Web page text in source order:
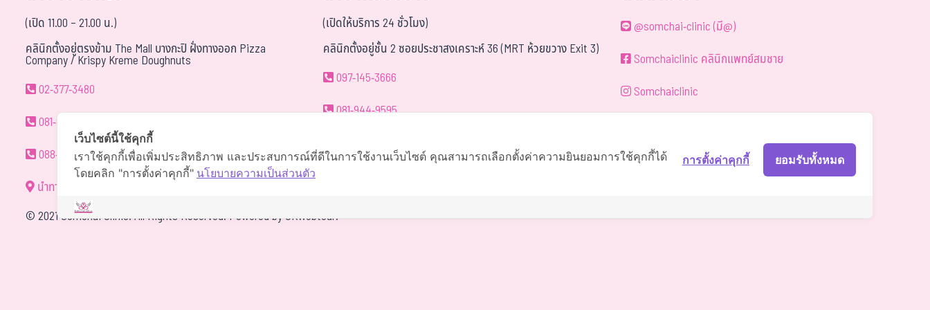
(เปิด 11.00 – 21.00 น.)
คลินิกตั้งอยู่ตรงข้าม The Mall บางกะปิ ฝั่งทางออก Pizza
Company / Krispy Kreme Doughnuts
02-377-3480
081-940-9595
088-088-0294
นำทาง
(เปิดให้บริการ 24 ชั่วโมง)
คลินิกตั้งอยู่ชั้น 2 ซอยประชาสงเคราะห์ 36 (MRT ห้วยขวาง Exit 3)
097-145-3666
081-944-9595
@somchai-clinic (มี@)
Somchaiclinic คลินิกแพทย์สมชาย
Somchaiclinic
Somchai Clinic
©2021 Somchai Clinic. All Rights Reserved. Powered by OKWebtour.
เว็บไซต์นี้ใช้คุกกี้
เราใช้คุกกี้เพื่อเพิ่มประสิทธิภาพ และประสบการณ์ที่ดีในการใช้งานเว็บไซต์ คุณสามารถเลือกตั้งค่าความยินยอมการใช้คุกกี้ได้
โดยคลิก "การตั้งค่าคุกกี้" นโยบายความเป็นส่วนตัว
ยอมรับทั้งหมด
การตั้งค่าคุกกี้